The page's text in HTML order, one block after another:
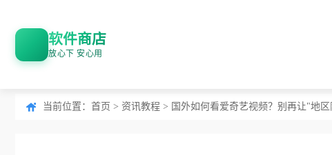
软件商店
放心下 安心用
当前位置： 首页 > 资讯教程 > 国外如何看爱奇艺视频？别再让"地